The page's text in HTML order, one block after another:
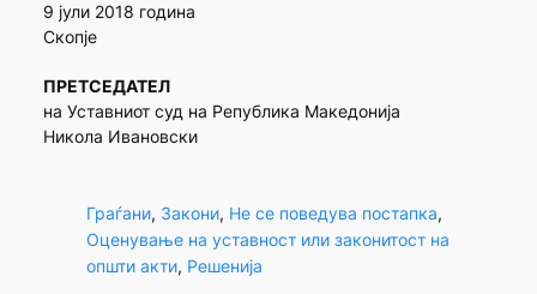
9 јули 2018 година
Скопје
ПРЕТСЕДАТЕЛ
на Уставниот суд на Република Македонија
Никола Ивановски
Граѓани, Закони, Не се поведува постапка
Оценување на уставност или законитост на
општи акти, Решенија